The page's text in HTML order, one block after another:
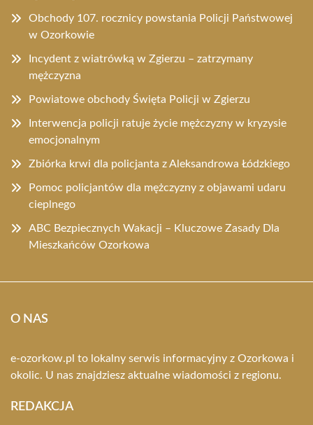
Obchody 107. rocznicy powstania Policji Państwowej
w Ozorkowie
Incydent z wiatrówką w Zgierzu – zatrzymany
mężczyzna
Powiatowe obchody Święta Policji w Zgierzu
Interwencja policji ratuje życie mężczyzny w kryzysie
emocjonalnym
Zbiórka krwi dla policjanta z Aleksandrowa Łódzkiego
Pomoc policjantów dla mężczyzny z objawami udaru
cieplnego
ABC Bezpiecznych Wakacji – Kluczowe Zasady Dla
Mieszkańców Ozorkowa
O NAS
e-ozorkow.pl to lokalny serwis informacyjny z Ozorkowa i
okolic. U nas znajdziesz aktualne wiadomości z regionu.
REDAKCJA